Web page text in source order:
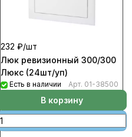
232 ₽/шт
Люк ревизионный 300/300
Люкс (24шт/уп)
Есть в наличии Арт. 01-38500
В корзину